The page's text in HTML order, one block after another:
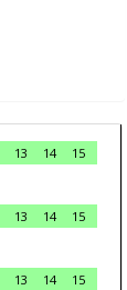
13 14
15
13 14
15
13 14
15